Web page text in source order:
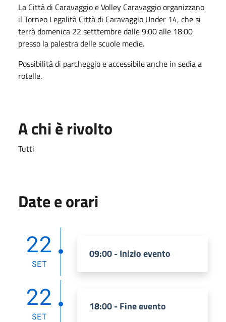
La Città di Caravaggio e Volley Caravaggio organizzano
il Torneo Legalità Città di Caravaggio Under 14, che si
terrà domenica 22 setttembre dalle 9:00 alle 18:00
presso la palestra delle scuole medie.
Possibilità di parcheggio e accessibile anche in sedia a
rotelle.
A chi è rivolto
Tutti
Date e orari
22
SET
09:00 - Inizio evento
22
SET
18:00 - Fine evento